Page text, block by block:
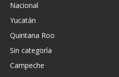
Nacional
Yucatán
Quintana Roo
Sin categoría
Campeche